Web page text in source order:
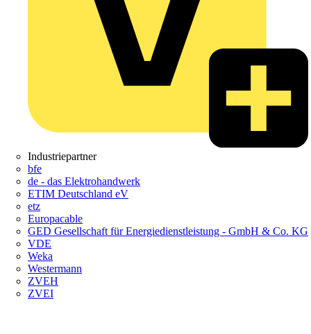
Industriepartner
bfe
de - das Elektrohandwerk
ETIM Deutschland eV
etz
Europacable
GED Gesellschaft für Energiedienstleistung - GmbH & Co. KG
VDE
Weka
Westermann
ZVEH
ZVEI